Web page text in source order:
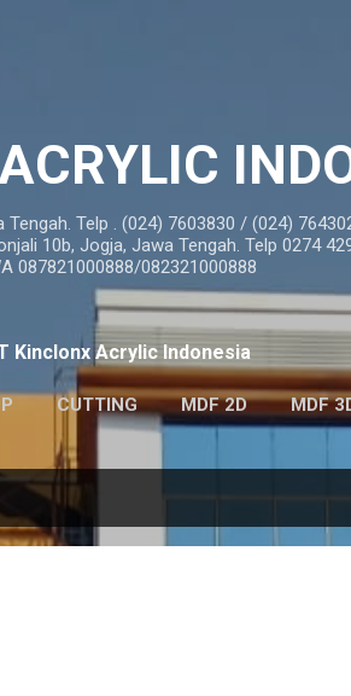
Telp . (024) 7603830 / (024)
10b, Jogja, Jawa Tengah. Telp 0274
087821000888/082321000888
Kinclonx Acrylic Indonesia
CUTTING MDF 2D MDF